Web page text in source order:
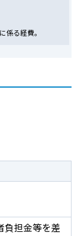
係る経費。
負担金等を差